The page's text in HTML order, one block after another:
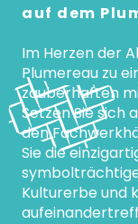
auf dem
Im Herzen der
Plumereau zu
zauberhaften
Setzen Sie sich
den
Sie die
Kulturerbe und